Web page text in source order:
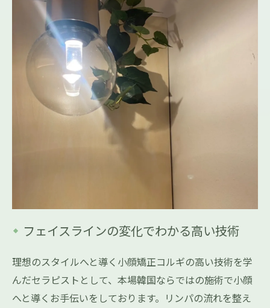
フェイスラインの変化でわかる高い技術
理想のスタイルへと導く小顔矯正コルギの高い技術を学
んだセラピストとして、本場韓国ならではの施術で小顔
へと導くお手伝いをしております。リンパの流れを整え